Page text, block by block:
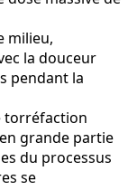
milieu,
la douceur
pendant la
torréfaction
grande partie
du processus
se